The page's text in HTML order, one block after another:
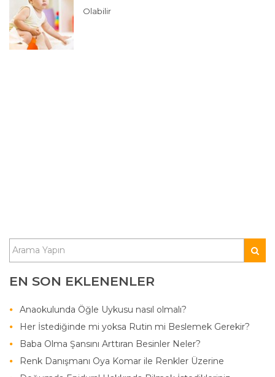
Olabilir
EN SON EKLENENLER
Anaokulunda Öğle Uykusu nasıl olmalı?
Her İstediğinde mi yoksa Rutin mi Beslemek Gerekir?
Baba Olma Şansını Arttıran Besinler Neler?
Renk Danışmanı Oya Komar ile Renkler Üzerine